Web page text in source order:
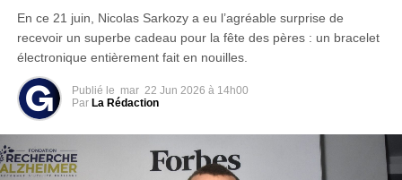
En ce 21 juin, Nicolas Sarkozy a eu l’agréable surprise de
recevoir un superbe cadeau pour la fête des pères : un bracelet
électronique entièrement fait en nouilles.
Publié le mar 22 Jun 2026 à 14h00
Par La Rédaction